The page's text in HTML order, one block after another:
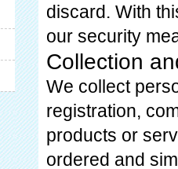
discard. With
our security
Collection
We collect
registration,
products or
ordered and